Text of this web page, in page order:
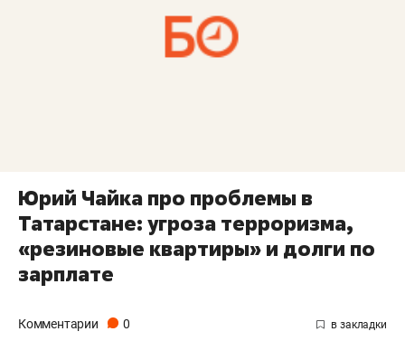
Юрий Чайка про проблемы в
Татарстане: угроза терроризма,
«резиновые квартиры» и долги по
зарплате
Комментарии 0